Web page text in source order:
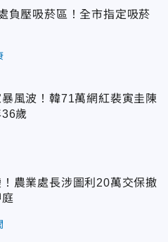
負壓吸菸區！全市指定吸菸
風波！韓71萬網紅裴寅圭陳
歲
農業處長涉圖利20萬交保撤